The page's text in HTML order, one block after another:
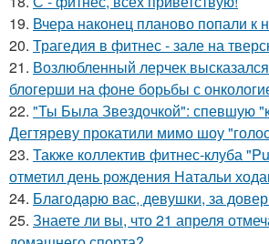
19. Вчера наконец планово попали к
20. Трагедия в фитнес - зале на
21. Возлюбленный лерчек
блогерши на фоне борьбы с
22. "Ты Была Звездочкой": спевшую
Дегтяреву прокатили мимо шоу
23. Также коллектив фитнес-клуба
отметил день рождения Натальи
24. Благодарю вас, девушки, за
25. Знаете ли вы, что 21 апреля